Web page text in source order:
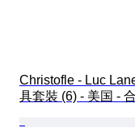
Christofle - Luc
具套裝 (6) - 美国 -